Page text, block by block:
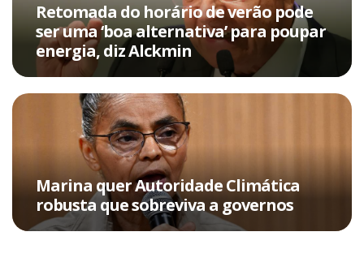
Retomada do horário de verão pode
ser uma ‘boa alternativa’ para poupar
energia, diz Alckmin
Marina quer Autoridade Climática
robusta que sobreviva a governos